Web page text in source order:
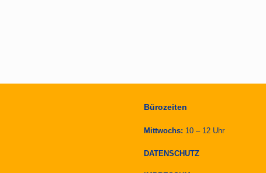
Bürozeiten
Mittwochs: 10 – 12 Uhr
DATENSCHUTZ